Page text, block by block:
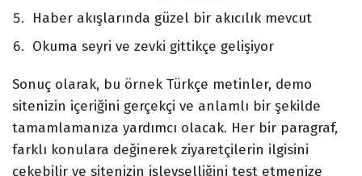
Haber akışlarında güzel bir akıcılık mevcut
Okuma seyri ve zevki gittikçe gelişiyor
Sonuç olarak, bu örnek Türkçe metinler, demo
sitenizin içeriğini gerçekçi ve anlamlı bir şekilde
tamamlamanıza yardımcı olacak. Her bir paragraf,
farklı konulara değinerek ziyaretçilerin ilgisini
çekebilir ve sitenizin işlevselliğini test etmenize